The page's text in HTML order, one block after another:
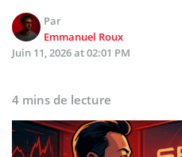
Par
Emmanuel Roux
Juin 11, 2026 at 02:01 PM
4 mins de lecture